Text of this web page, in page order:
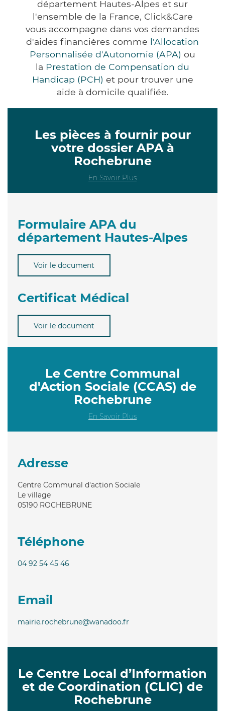
département Hautes-Alpes et sur
l'ensemble de la France, Click&Care
vous accompagne dans vos demandes
d'aides financières comme l'Allocation
Personnalisée d'Autonomie (APA) ou
la Prestation de Compensation du
Handicap (PCH) et pour trouver une
aide à domicile qualifiée.
Les pièces à fournir pour
votre dossier APA à
Rochebrune
En Savoir Plus
Formulaire APA du
département Hautes-Alpes
Voir le document
Certificat Médical
Voir le document
Le Centre Communal
d'Action Sociale (CCAS) de
Rochebrune
En Savoir Plus
Adresse
Centre Communal d'action Sociale
Le village
05190 ROCHEBRUNE
Téléphone
04 92 54 45 46
Email
mairie.rochebrune@wanadoo.fr
Le Centre Local d’Information
et de Coordination (CLIC) de
Rochebrune